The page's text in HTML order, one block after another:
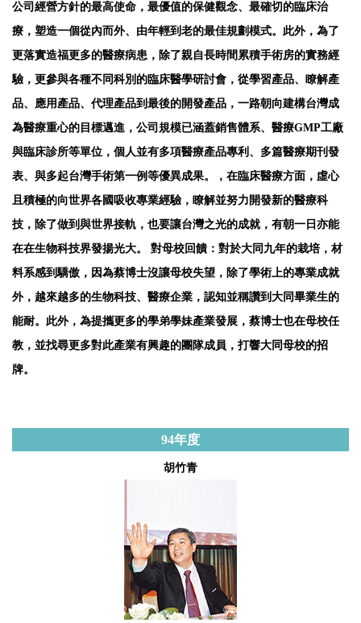
公司經營方針的最高使命，最優值的保健觀念、最確切的臨床治
療，塑造一個從內而外、由年輕到老的最佳規劃模式。此外，為了
更落實造福更多的醫療病患，除了親自長時間累積手術房的實務經
驗，更參與各種不同科別的臨床醫學研討會，從學習產品、瞭解產
品、應用產品、代理產品到最後的開發產品，一路朝向建構台灣成
為醫療重心的目標邁進，公司規模已涵蓋銷售體系、醫療GMP工廠
與臨床診所等單位，個人並有多項醫療產品專利、多篇醫療期刊發
表、與多起台灣手術第一例等優異成果。，在臨床醫療方面，虛心
且積極的向世界各國吸收專業經驗，瞭解並努力開發新的醫療科
技，除了做到與世界接軌，也要讓台灣之光的成就，有朝一日亦能
在在生物科技界發揚光大。 對母校回饋：對於大同九年的栽培，材
料系感到驕傲，因為蔡博士沒讓母校失望，除了學術上的專業成就
外，越來越多的生物科技、醫療企業，認知並稱讚到大同畢業生的
能耐。此外，為提攜更多的學弟學妹產業發展，蔡博士也在母校任
教，並找尋更多對此產業有興趣的團隊成員，打響大同母校的招
牌。
94年度
胡竹青